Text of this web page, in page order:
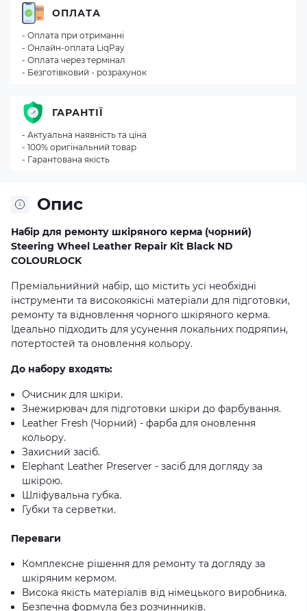
Опис
Набір для ремонту шкіряного керма (чорний)
Steering Wheel Leather Repair Kit Black ND
COLOURLOCK
Преміальнийний набір, що містить усі необхідні
інструменти та високоякісні матеріали для підготовки,
ремонту та відновлення чорного шкіряного керма.
Ідеально підходить для усунення локальних подряпин,
потертостей та оновлення кольору.
До набору входять:
Очисник для шкіри.
Знежирювач для підготовки шкіри до фарбування.
Leather Fresh (Чорний) - фарба для оновлення
кольору.
Захисний засіб.
Elephant Leather Preserver - засіб для догляду за
шкірою.
Шліфувальна губка.
Губки та серветки.
Переваги
Комплексне рішення для ремонту та догляду за
шкіряним кермом.
Висока якість матеріалів від німецького виробника.
Безпечна формула без розчинників.
ОПЛАТА
- Оплата при отриманні
- Онлайн-оплата LiqPay
- Оплата через термінал
- Безготівковий - розрахунок
ГАРАНТІЇ
- Актуальна наявність та ціна
- 100% оригінальний товар
- Гарантована якість